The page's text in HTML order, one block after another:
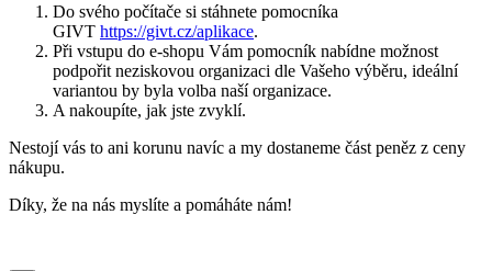
Do svého počítače si stáhnete pomocníka
GIVT https://givt.cz/aplikace.
Při vstupu do e-shopu Vám pomocník nabídne možnost
podpořit neziskovou organizaci dle Vašeho výběru, ideální
variantou by byla volba naší organizace.
A nakoupíte, jak jste zvyklí.
Nestojí vás to ani korunu navíc a my dostaneme část peněz z ceny
nákupu.
Díky, že na nás myslíte a pomáháte nám!